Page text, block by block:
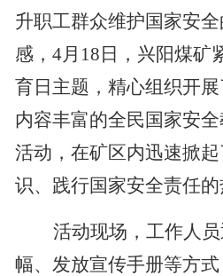
升职工群众维护国家安
感， 4月18日，兴阳煤矿
育日主题，精心组织开展
内容丰富的全民国家安
活动，在矿区内迅速掀
识、践行国家安全责任的
活动现场，工作人
幅、发放宣传手册等方